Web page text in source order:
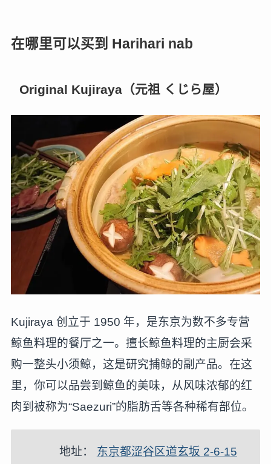
在哪里可以买到 Harihari nab
Original Kujiraya（元祖 くじら屋）
Kujiraya 创立于 1950 年，是东京为数不多专营
鲸鱼料理的餐厅之一。擅长鲸鱼料理的主厨会采
购一整头小须鲸，这是研究捕鲸的副产品。在这
里，你可以品尝到鲸鱼的美味，从风味浓郁的红
肉到被称为“Saezuri”的脂肪舌等各种稀有部位。
地址： 东京都涩谷区道玄坂 2-6-15